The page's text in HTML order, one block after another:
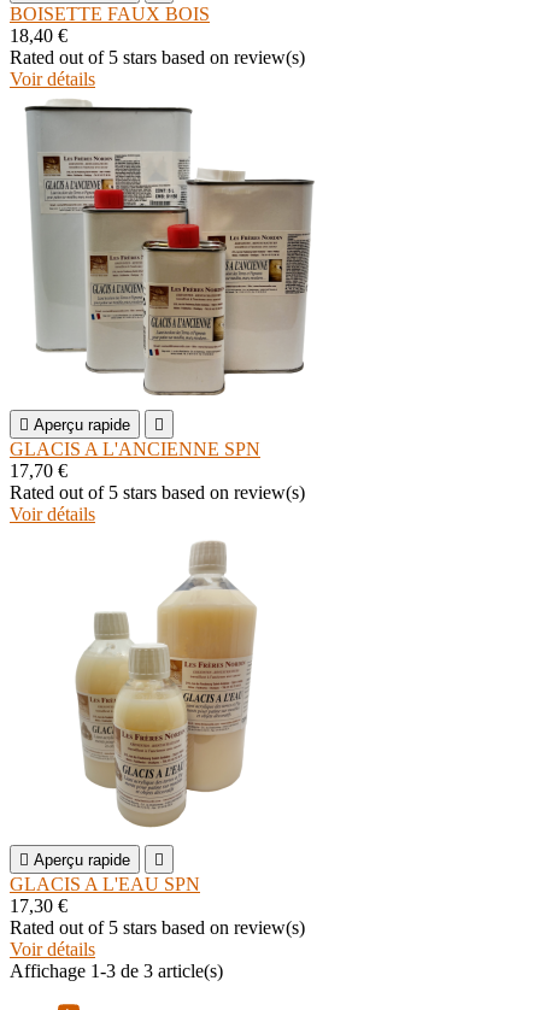
BOISETTE FAUX BOIS
18,40 €
Rated out of 5 stars based on review(s)
Voir détails
 Aperçu rapide 
GLACIS A L'ANCIENNE SPN
17,70 €
Rated out of 5 stars based on review(s)
Voir détails
 Aperçu rapide 
GLACIS A L'EAU SPN
17,30 €
Rated out of 5 stars based on review(s)
Voir détails
Affichage 1-3 de 3 article(s)